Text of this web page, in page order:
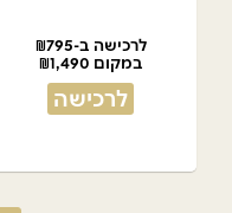
לרכישה ב-₪795
במקום ₪1,490
לרכישה